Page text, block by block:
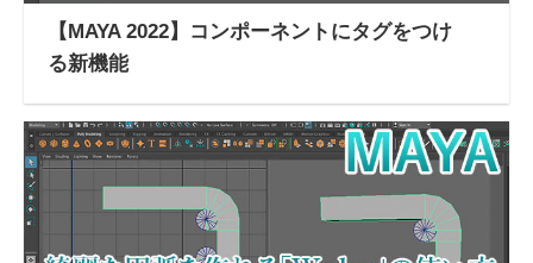
【MAYA 2022】コンポーネントにタグをつけ
る新機能